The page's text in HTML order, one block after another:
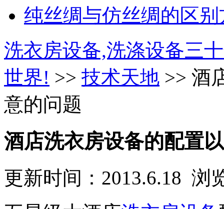
纯丝绸与仿丝绸的区别
洗衣房设备,洗涤设备三
世界! >> 技术天地 >> 酒
意的问题
酒店洗衣房设备的配置
更新时间：2013.6.18 浏